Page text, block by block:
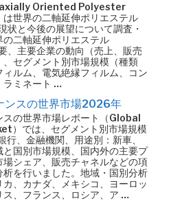
Oriented Polyester
世界の二軸延伸ポリエステル
状と今後の展望について調査・
二軸延伸ポリエステル
、主要企業の動向（売上、販売
セグメント別市場規模（種類
ルム、電気絶縁フィルム、コン
ラミネート …
ンスの世界市場2026年
スの世界市場レポート（Global
）では、セグメント別市場規模
行、金融機関、用途別：新車、
国別市場規模、国内外の主要プ
場シェア、販売チャネルなどの項
析を行いました。地域・国別分析
、カナダ、メキシコ、ヨーロッ
ス、フランス、ロシア、ア …